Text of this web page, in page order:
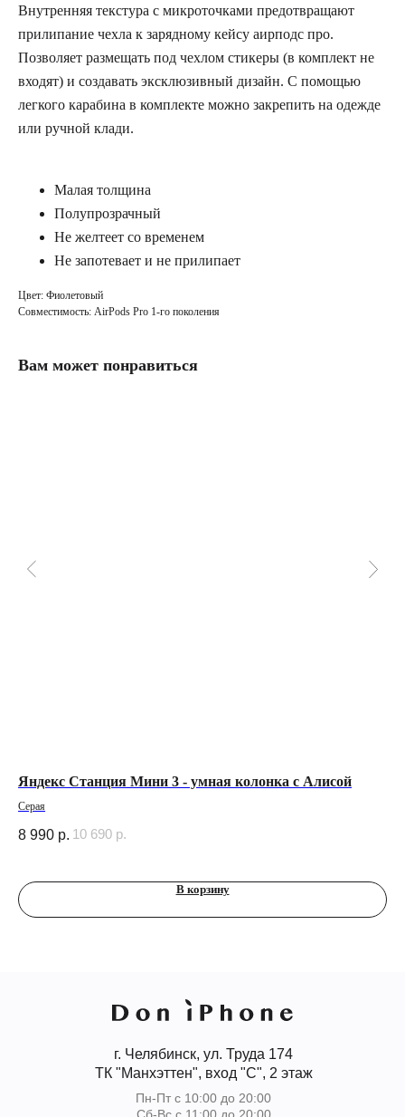
Внутренняя текстура с микроточками предотвращают
прилипание чехла к зарядному кейсу аирподс про.
Позволяет размещать под чехлом стикеры (в комплект не
входят) и создавать эксклюзивный дизайн. С помощью
легкого карабина в комплекте можно закрепить на одежде
или ручной клади.
Малая толщина
Полупрозрачный
Не желтеет со временем
Не запотевает и не прилипает
Цвет: Фиолетовый
Совместимость: AirPods Pro 1-го поколения
Вам может понравиться
Яндекс Станция Мини 3 - умная колонка с Алисой
Серая
8 990 р. 10 690 р.
В корзину
г. Челябинск, ул. Труда 174
ТК "Манхэттен", вход "С", 2 этаж
Пн-Пт с 10:00 до 20:00
Сб-Вс с 11:00 до 20:00